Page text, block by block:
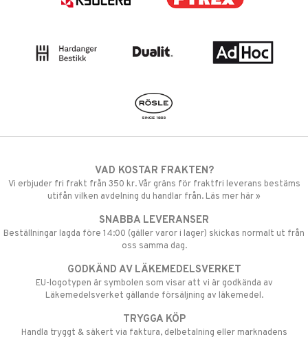
VAD KOSTAR FRAKTEN?
Vi erbjuder fri frakt från 350 kr. Vår gräns för fraktfri leverans bestäms
utifån vilken avdelning du handlar från. Läs mer här »
SNABBA LEVERANSER
Beställningar lagda före 14:00 (gäller varor i lager) skickas normalt ut från
oss samma dag.
GODKÄND AV LÄKEMEDELSVERKET
EU-logotypen är symbolen som visar att vi är godkända av
Läkemedelsverket gällande försäljning av läkemedel.
TRYGGA KÖP
Handla tryggt & säkert via faktura, delbetalning eller marknadens